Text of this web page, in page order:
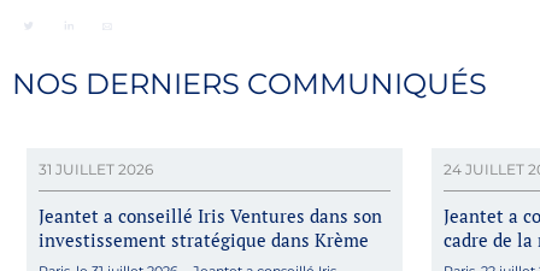
NOS DERNIERS COMMUNIQUÉS
31 JUILLET 2026
Jeantet a conseillé Iris Ventures dans son
investissement stratégique dans Krème
24 JUILLET
Jeantet a
cadre de la